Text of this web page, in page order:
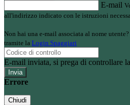
E-mail
all'indirizzo indicato con le istruzioni
Non hai una e-mail associata al nome
tramite la Login Spaggiari
E-mail inviata, si prega di controllare
Errore
Chiudi